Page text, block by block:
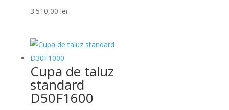
3.510,00 lei
Cupa de taluz
standard
D50F1600